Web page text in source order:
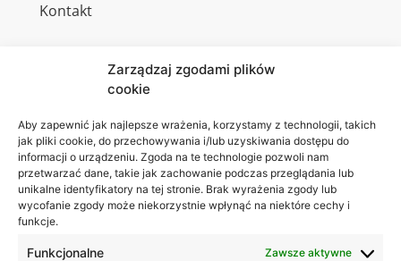
Zarządzaj zgodami plików
cookie
Aby zapewnić jak najlepsze wrażenia, korzystamy z technologii, takich
jak pliki cookie, do przechowywania i/lub uzyskiwania dostępu do
informacji o urządzeniu. Zgoda na te technologie pozwoli nam
przetwarzać dane, takie jak zachowanie podczas przeglądania lub
unikalne identyfikatory na tej stronie. Brak wyrażenia zgody lub
wycofanie zgody może niekorzystnie wpłynąć na niektóre cechy i
funkcje.
Funkcjonalne Zawsze aktywne
Kontakt
Akademia
WSEI
ul.
Projektowa
4